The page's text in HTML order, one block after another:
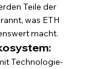
Teile der
was ETH
macht.
Technologie-